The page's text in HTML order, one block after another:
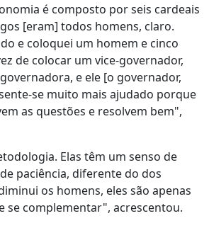
é composto por seis cardeais
[eram] todos homens, claro.
e coloquei um homem e cinco
de colocar um vice-governador,
e ele [o governador,
se muito mais ajudado porque
as questões e resolvem bem",
Elas têm um senso de
paciência, diferente do dos
os homens, eles são apenas
se complementar", acrescentou.